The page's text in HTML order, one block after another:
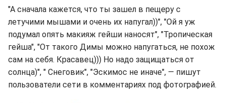
"А сначала кажется, что ты зашел в пещеру с
летучими мышами и очень их напугал))", "Ой я уж
подумал опять макияж гейши наносят", "Тропическая
гейша", "От такого Димы можно напугаться, не похож
сам на себя. Красавец))) Но надо защищаться от
солнца)", " Снеговик", "Эскимос не иначе", — пишут
пользователи сети в комментариях под фотографией.